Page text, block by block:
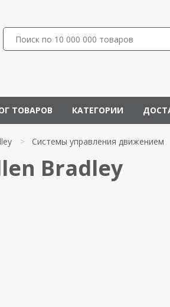
ТОВАРОВ КАТЕГОРИИ
> Системы управления движением
Bradley